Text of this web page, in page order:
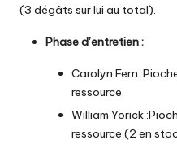
(3 dégâts sur lui au total).
Phase d’entretien :
Carolyn Fern
ressource.
William Yorick
ressource (2 en